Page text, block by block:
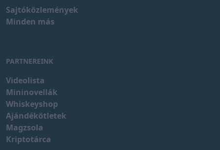
Sajtóközlemények
Minden más
PARTNEREINK
Videolista
Mininovellák
Whiskeyshop
Ajándékötletek
Magzsola
Kriptotárca